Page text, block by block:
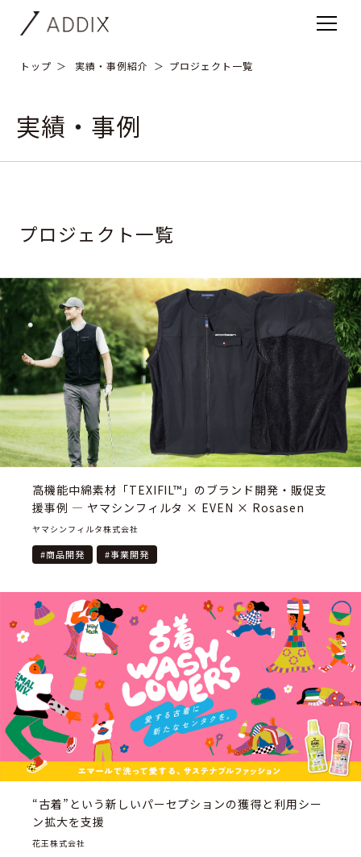
トップ 実績・事例紹介 プロジェクト一覧
実績・事例
プロジェクト一覧
高機能中綿素材「TEXIFIL™」のブランド開発・販促支
援事例 — ヤマシンフィルタ × EVEN × Rosasen
ヤマシンフィルタ株式会社
#商品開発 #事業開発
“古着”という新しいパーセプションの獲得と利用シー
ン拡大を支援
花王株式会社